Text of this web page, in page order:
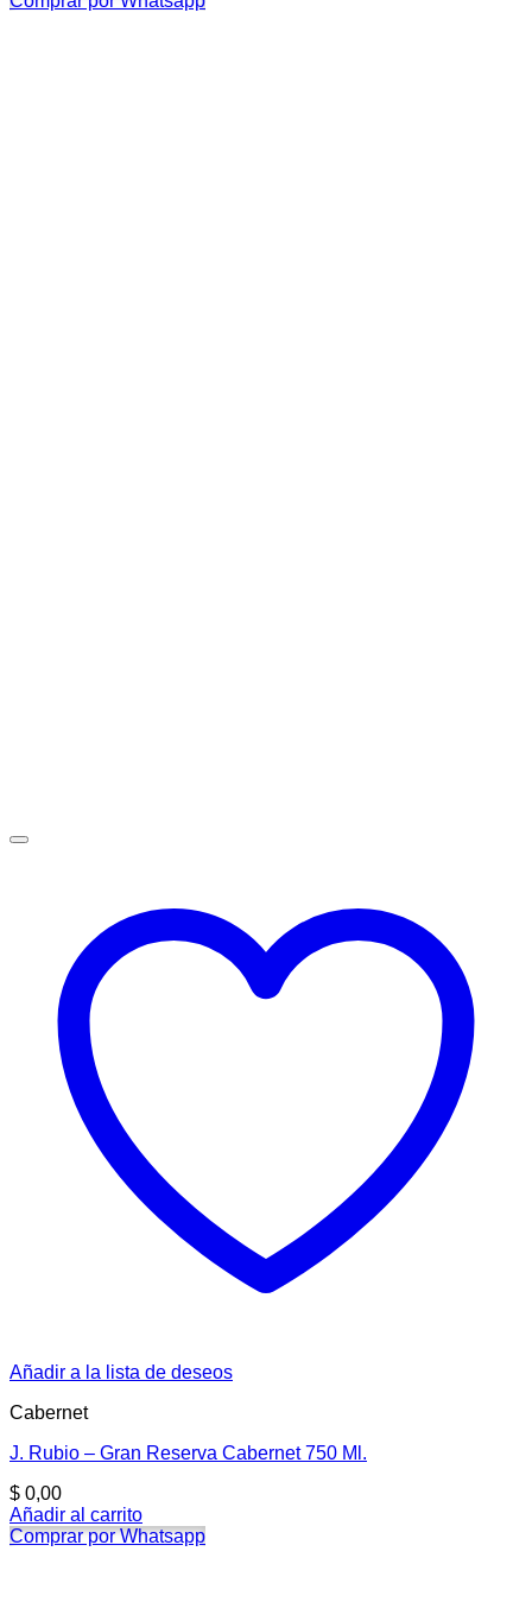
Añadir a la lista de deseos
Cabernet
J. Rubio – Gran Reserva Cabernet 750 Ml.
$ 0,00
Añadir al carrito
Comprar por Whatsapp